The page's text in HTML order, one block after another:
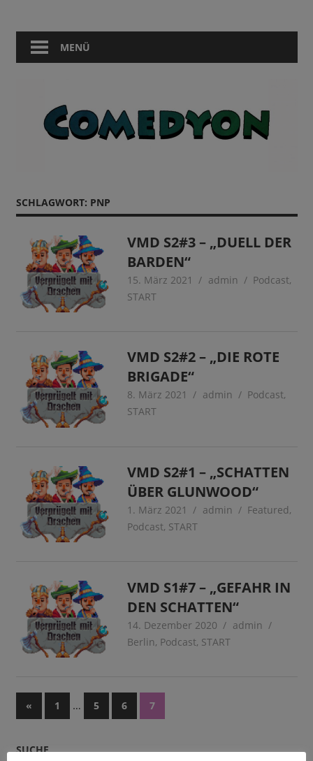
springen
Comedyon
Berlin
MENÜ
SCHLAGWORT: PNP
VMD S2#3 – „DUELL DER
BARDEN“
15. März 2021 admin Podcast,
START
VMD S2#2 – „DIE ROTE
BRIGADE“
8. März 2021 admin Podcast,
START
VMD S2#1 – „SCHATTEN
ÜBER GLUNWOOD“
1. März 2021 admin Featured,
Podcast, START
VMD S1#7 – „GEFAHR IN
DEN SCHATTEN“
14. Dezember 2020
admin
Berlin, Podcast, START
Seitennummerierung
«Vorherige
Beiträge
1 … 5 6 7
SUCHE